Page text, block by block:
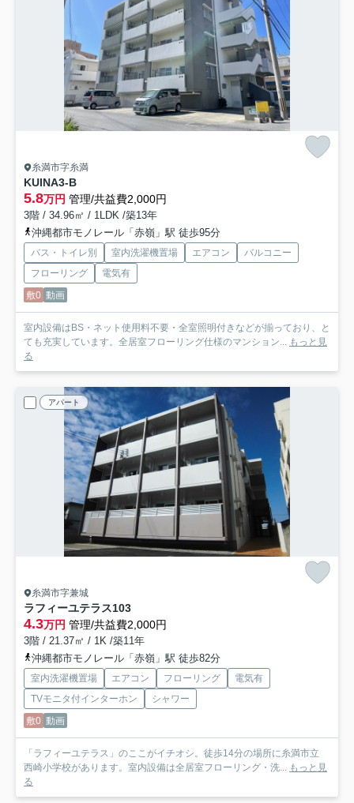
糸満市字糸満
KUINA3-B
5.8万円 管理/共益費2,000円
3階 / 34.96㎡ / 1LDK /築13年
沖縄都市モノレール「赤嶺」駅 徒歩95分
バス・トイレ別 室内洗濯機置場 エアコン
バルコニー
フローリング
電気有
敷0 動画
室内設備はBS・ネット使用料不要・全室照明付きなどが揃っており、と
ても充実しています。全居室フローリング仕様のマンション... もっと見
る
アパート
糸満市字兼城
ラフィーユテラス103
4.3万円 管理/共益費2,000円
3階 / 21.37㎡ / 1K /築11年
沖縄都市モノレール「赤嶺」駅 徒歩82分
室内洗濯機置場 エアコン フローリング
電気有
TVモニタ付インターホン
シャワー
敷0 動画
「ラフィーユテラス」のここがイチオシ。徒歩14分の場所に糸満市立
西崎小学校があります。室内設備は全居室フローリング・洗... もっと見
る